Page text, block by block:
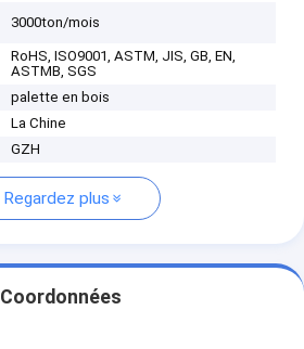
3000ton/mois
RoHS, ISO9001, ASTM, JIS, GB, EN,
ASTMB, SGS
palette en bois
La Chine
GZH
Regardez plus
Coordonnées